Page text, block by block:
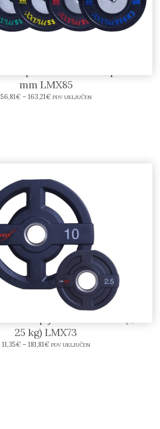
mm LMX85
56,81€– 163,21€ PDV UKLJUČEN
25 kg) LMX73
11,35€– 181,81€ PDV UKLJUČEN